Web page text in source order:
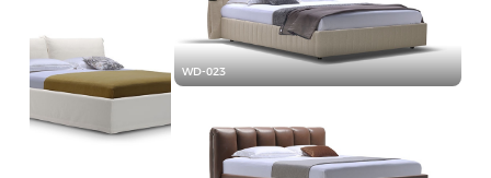
WD-023